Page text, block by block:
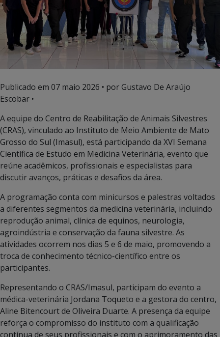
Publicado em 07 maio 2026 • por Gustavo De Araújo
Escobar •
A equipe do Centro de Reabilitação de Animais Silvestres
(CRAS), vinculado ao Instituto de Meio Ambiente de Mato
Grosso do Sul (Imasul), está participando da XVI Semana
Científica de Estudo em Medicina Veterinária, evento que
reúne acadêmicos, profissionais e especialistas para
discutir avanços, práticas e desafios da área.
A programação conta com minicursos e palestras voltados
a diferentes segmentos da medicina veterinária, incluindo
reprodução animal, clínica de equinos, neurologia,
agroindústria e conservação da fauna silvestre. As
atividades ocorrem nos dias 5 e 6 de maio, promovendo a
troca de conhecimento técnico-científico entre os
participantes.
Representando o CRAS/Imasul, participam do evento a
médica-veterinária Jordana Toqueto e a gestora do centro,
Aline Bitencourt de Oliveira Duarte. A presença da equipe
reforça o compromisso do instituto com a qualificação
contínua de seus profissionais e com o aprimoramento das